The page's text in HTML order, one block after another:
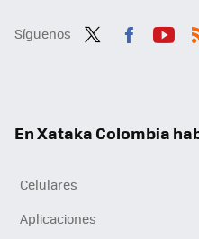
Síguenos
En Xataka Colombia
Celulares
Aplicaciones